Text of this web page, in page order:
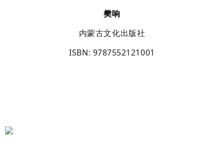
樊响
内蒙古文化出版社
ISBN: 9787552121001